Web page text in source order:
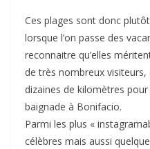
Ces plages sont donc
lorsque l’on passe des
reconnaitre qu’elles
de très nombreux
dizaines de kilomètres
baignade à Bonifacio.
Parmi les plus «
célèbres mais aussi